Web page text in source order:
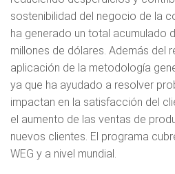
sostenibilidad del negocio de la
ha generado un total acumulado
millones de dólares. Además del
aplicación de la metodología
ya que ha ayudado a resolver
impactan en la satisfacción del
el aumento de las ventas de
nuevos clientes. El programa
WEG y a nivel mundial.